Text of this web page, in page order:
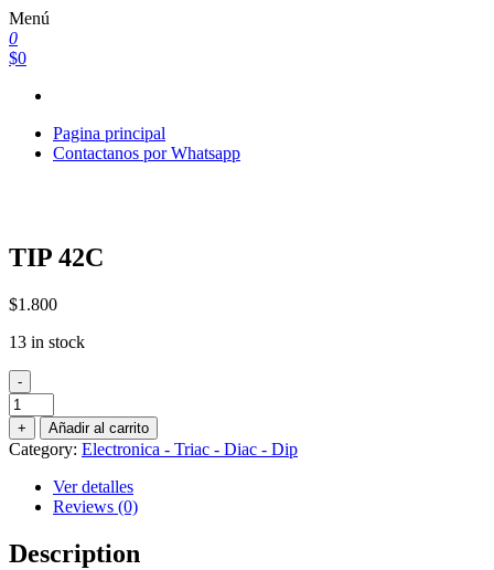
Saltar
al
contenido
Menú
0
$0
Pagina principal
Contactanos por Whatsapp
TIP 42C
$1.800
13 in stock
-
TIP
42C
quantity
+ Añadir al carrito
Category: Electronica - Triac - Diac - Dip
Ver detalles
Reviews (0)
Description